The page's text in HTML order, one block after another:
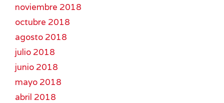
noviembre 2018
octubre 2018
agosto 2018
julio 2018
junio 2018
mayo 2018
abril 2018